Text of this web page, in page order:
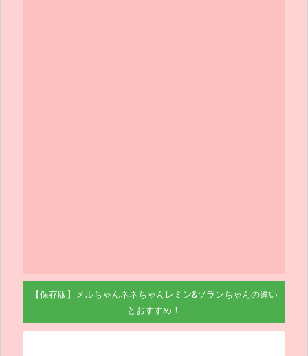
【保存版】メルちゃんネネちゃんレミン&ソランちゃんの違い
とおすすめ！